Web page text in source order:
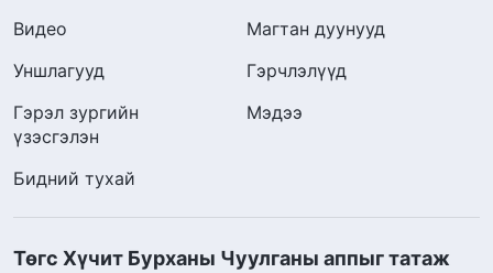
Видео
Магтан дуунууд
Уншлагууд
Гэрчлэлүүд
Гэрэл зургийн
үзэсгэлэн
Мэдээ
Бидний тухай
Төгс Хүчит Бурханы Чуулганы аппыг татаж